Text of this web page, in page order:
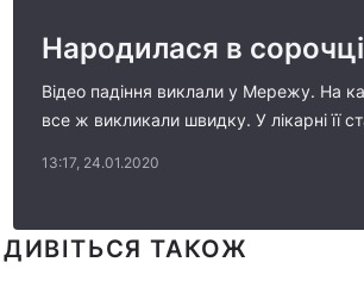
Народилася в
Відео падіння виклали у Мережу. На
все ж викликали швидку. У лікарні її
13:17, 24.01.2020
ДИВІТЬСЯ ТАКОЖ